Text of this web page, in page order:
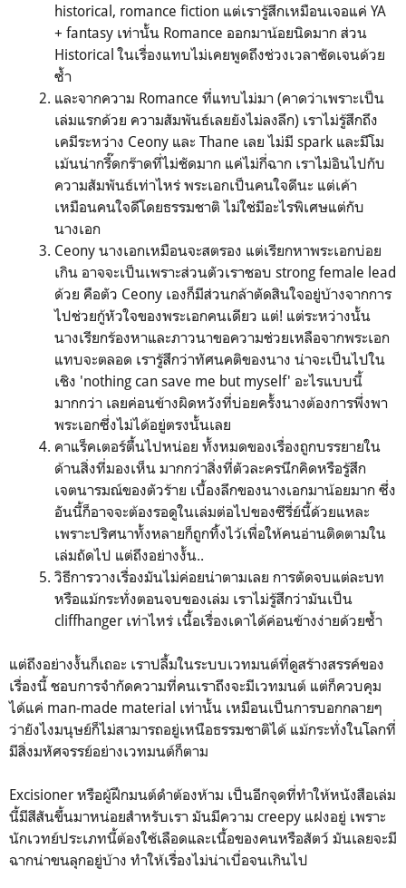
historical, romance fiction แต่เรารู้สึกเหมือนเจอแค่ YA
+ fantasy เท่านั้น Romance ออกมาน้อยนิดมาก ส่วน
Historical ในเรื่องแทบไม่เคยพูดถึงช่วงเวลาชัดเจนด้วย
ซ้ำ
และจากความ Romance ที่แทบไม่มา (คาดว่าเพราะเป็น
เล่มแรกด้วย ความสัมพันธ์เลยยังไม่ลงลึก) เราไม่รู้สึกถึง
เคมีระหว่าง Ceony และ Thane เลย ไม่มี spark และมีโม
เม้นน่ากรี๊ดกร๊าดที่ไม่ชัดมาก แค่ไม่กี่ฉาก เราไม่อินไปกับ
ความสัมพันธ์เท่าไหร่ พระเอกเป็นคนใจดีนะ แต่เค้า
เหมือนคนใจดีโดยธรรมชาติ ไม่ใช่มีอะไรพิเศษแต่กับ
นางเอก
Ceony นางเอกเหมือนจะสตรอง แต่เรียกหาพระเอกบ่อย
เกิน อาจจะเป็นเพราะส่วนตัวเราชอบ strong female lead
ด้วย คือตัว Ceony เองก็มีส่วนกล้าตัดสินใจอยู่บ้างจากการ
ไปช่วยกู้หัวใจของพระเอกคนเดียว แต่! แต่ระหว่างนั้น
นางเรียกร้องหาและภาวนาขอความช่วยเหลือจากพระเอก
แทบจะตลอด เรารู้สึกว่าทัศนคติของนาง น่าจะเป็นไปใน
เชิง 'nothing can save me but myself' อะไรแบบนี้
มากกว่า เลยค่อนข้างผิดหวังที่บ่อยครั้งนางต้องการพึ่งพา
พระเอกซึ่งไม่ได้อยู่ตรงนั้นเลย
คาแร็คเตอร์ตื้นไปหน่อย ทั้งหมดของเรื่องถูกบรรยายใน
ด้านสิ่งที่มองเห็น มากกว่าสิ่งที่ตัวละครนึกคิดหรือรู้สึก
เจตนารมณ์ของตัวร้าย เบื้องลึกของนางเอกมาน้อยมาก ซึ่ง
อันนี้ก็อาจจะต้องรอดูในเล่มต่อไปของซีรี่ย์นี้ด้วยแหละ
เพราะปริศนาทั้งหลายก็ถูกทิ้งไว้เพื่อให้คนอ่านติดตามใน
เล่มถัดไป แต่ถึงอย่างงั้น..
วิธีการวางเรื่องมันไม่ค่อยน่าตามเลย การตัดจบแต่ละบท
หรือแม้กระทั่งตอนจบของเล่ม เราไม่รู้สึกว่ามันเป็น
cliffhanger เท่าไหร่ เนื้อเรื่องเดาได้ค่อนข้างง่ายด้วยซ้ำ
แต่ถึงอย่างงั้นก็เถอะ เราปลื้มในระบบเวทมนต์ที่ดูสร้างสรรค์ของ
เรื่องนี้ ชอบการจำกัดความที่คนเราถึงจะมีเวทมนต์ แต่ก็ควบคุม
ได้แค่ man-made material เท่านั้น เหมือนเป็นการบอกกลายๆ
ว่ายังไงมนุษย์ก็ไม่สามารถอยู่เหนือธรรมชาติได้ แม้กระทั่งในโลกที่
มีสิ่งมหัศจรรย์อย่างเวทมนต์ก็ตาม
Excisioner หรือผู้ฝึกมนต์ดำต้องห้าม เป็นอีกจุดที่ทำให้หนังสือเล่ม
นี้มีสีสันขึ้นมาหน่อยสำหรับเรา มันมีความ creepy แฝงอยู่ เพราะ
นักเวทย์ประเภทนี้ต้องใช้เลือดและเนื้อของคนหรือสัตว์ มันเลยจะมี
ฉากน่าขนลุกอยู่บ้าง ทำให้เรื่องไม่น่าเบื่อจนเกินไป